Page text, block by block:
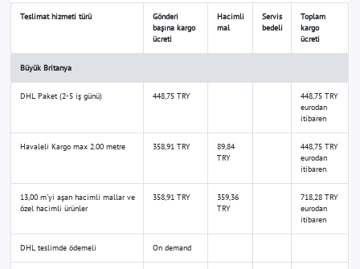
Teslimat hizmeti türü
Gönderi
başına kargo
ücreti
Hacimli
mal
Servis
bedeli
Toplam
kargo
ücreti
Büyük Britanya
DHL Paket (2-5 iş günü) 448,75 TRY
448,75 TRY
eurodan
itibaren
Havaleli Kargo max 2.00 metre 358,91 TRY
89,84
TRY
448,75 TRY
eurodan
itibaren
13,00 m’yi aşan hacimli mallar ve
özel hacimli ürünler
358,91 TRY
359,36
TRY
718,28 TRY
eurodan
itibaren
DHL teslimde ödemeli On demand